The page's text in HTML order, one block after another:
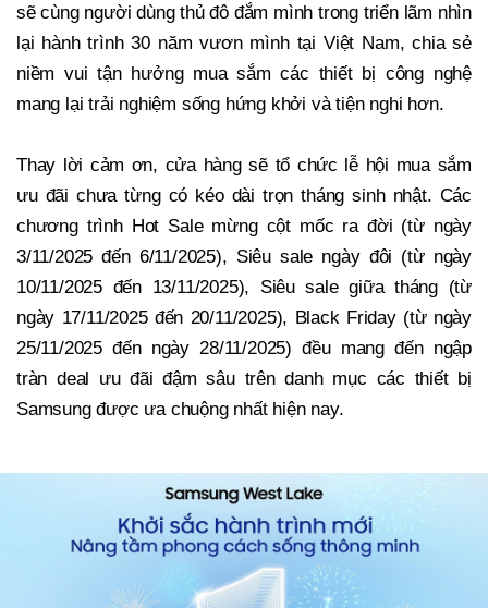
sẽ cùng người dùng thủ đô đắm mình trong triển lãm nhìn
lại hành trình 30 năm vươn mình tại Việt Nam, chia sẻ
niềm vui tận hưởng mua sắm các thiết bị công nghệ
mang lại trải nghiệm sống hứng khởi và tiện nghi hơn.
Thay lời cảm ơn, cửa hàng sẽ tổ chức lễ hội mua sắm
ưu đãi chưa từng có kéo dài trọn tháng sinh nhật. Các
chương trình Hot Sale mừng cột mốc ra đời (từ ngày
3/11/2025 đến 6/11/2025), Siêu sale ngày đôi (từ ngày
10/11/2025 đến 13/11/2025), Siêu sale giữa tháng (từ
ngày 17/11/2025 đến 20/11/2025), Black Friday (từ ngày
25/11/2025 đến ngày 28/11/2025) đều mang đến ngập
tràn deal ưu đãi đậm sâu trên danh mục các thiết bị
Samsung được ưa chuộng nhất hiện nay.